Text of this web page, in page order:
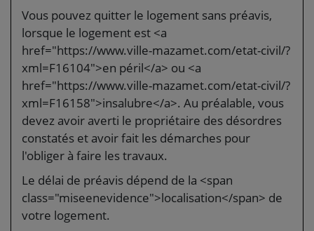
Vous pouvez quitter le logement sans préavis,
lorsque le logement est <a
href="https://www.ville-mazamet.com/etat-civil/?
xml=F16104">en péril</a> ou <a
href="https://www.ville-mazamet.com/etat-civil/?
xml=F16158">insalubre</a>. Au préalable, vous
devez avoir averti le propriétaire des désordres
constatés et avoir fait les démarches pour
l'obliger à faire les travaux.
Le délai de préavis dépend de la <span
class="miseenevidence">localisation</span> de
votre logement.